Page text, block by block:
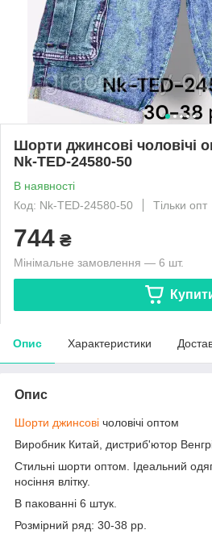
Шорти джинсові чоловічі
Nk-TED-24580-50
В наявності
Код: Nk-TED-24580-50
Тільки опт
744 ₴
Мінімальне замовлення — 6 шт.
Опис Характеристики
Опис
Шорти джинсові чоловічі оптом
Виробник Китай, дистриб'ютор
Стильні шорти оптом. Ідеальний
носіння влітку.
В пакованні 6 штук.
Розмірний ряд: 30-38 рр.